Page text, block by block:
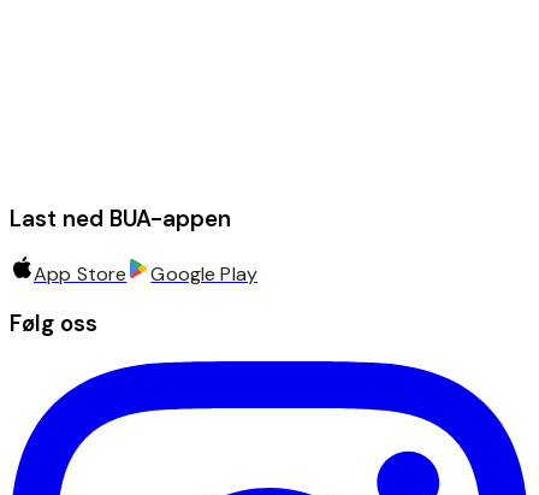
Last ned BUA-appen
App Store Google Play
Følg oss